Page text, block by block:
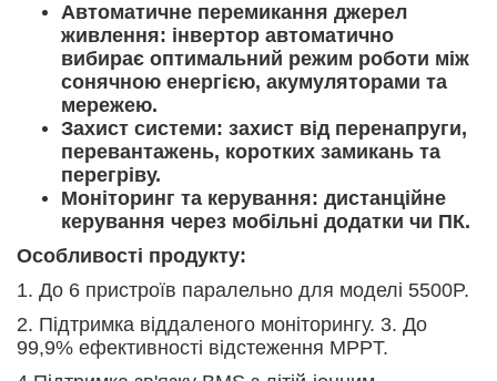
Автоматичне перемикання джерел
живлення: інвертор автоматично
вибирає оптимальний режим роботи між
сонячною енергією, акумуляторами та
мережею.
Захист системи: захист від перенапруги,
перевантажень, коротких замикань та
перегріву.
Моніторинг та керування: дистанційне
керування через мобільні додатки чи ПК.
Особливості продукту:
1. До 6 пристроїв паралельно для моделі 5500P.
2. Підтримка віддаленого моніторингу. 3. До
99,9% ефективності відстеження MPPT.